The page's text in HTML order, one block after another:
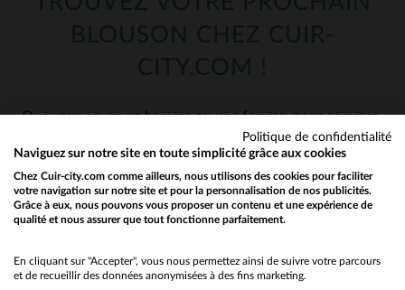
BLOUSON CHEZ CUIR-
CITY.COM !
Que vous soyez un homme ou une femme, nous sommes
sûrs d’avoir le blouson ou le manteau qu’il vous faut !
Une fois votre rayon choisi ci-dessus, vous avez accès à
notre catalogue : plus de 1000 blousons en cuir et
presque autant dans notre rayon textile ! Craquez pour
les dernières nouveautés parmi nos perfectos, nos
Would you like to be redirected to our English site?
No
Politique de confidentialité
Naviguez sur notre site en toute simplicité grâce aux cookies
Chez Cuir-city.com comme ailleurs, nous utilisons des cookies pour faciliter
votre navigation sur notre site et pour la personnalisation de nos publicités.
Grâce à eux, nous pouvons vous proposer un contenu et une expérience de
qualité et nous assurer que tout fonctionne parfaitement.
En cliquant sur "Accepter", vous nous permettez ainsi de suivre votre parcours
et de recueillir des données anonymisées à des fins marketing.